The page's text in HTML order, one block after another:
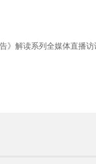
》解读系列全媒体直播